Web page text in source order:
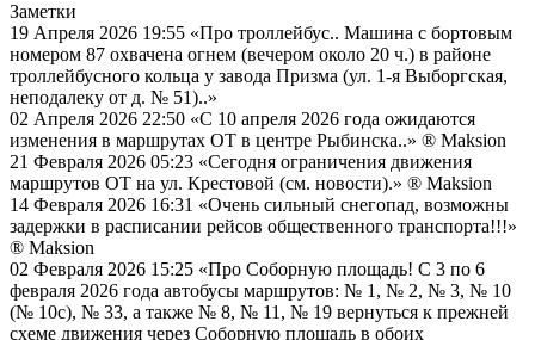
Заметки
19 Апреля 2026 19:55 «Про троллейбус.. Машина с бортовым
номером 87 охвачена огнем (вечером около 20 ч.) в районе
троллейбусного кольца у завода Призма (ул. 1-я Выборгская,
неподалеку от д. № 51)..»
02 Апреля 2026 22:50 «С 10 апреля 2026 года ожидаются
изменения в маршрутах ОТ в центре Рыбинска..» ® Maksion
21 Февраля 2026 05:23 «Сегодня ограничения движения
маршрутов ОТ на ул. Крестовой (см. новости).» ® Maksion
14 Февраля 2026 16:31 «Очень сильный снегопад, возможны
задержки в расписании рейсов общественного транспорта!!!»
® Maksion
02 Февраля 2026 15:25 «Про Соборную площадь! С 3 по 6
февраля 2026 года автобусы маршрутов: № 1, № 2, № 3, № 10
(№ 10с), № 33, а также № 8, № 11, № 19 вернуться к прежней
схеме движения через Соборную площадь в обоих